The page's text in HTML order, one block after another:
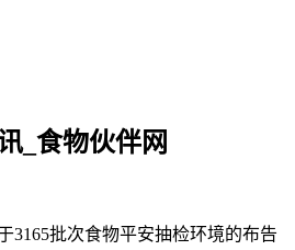
_食物伙伴网
批次食物平安抽检环境的布告